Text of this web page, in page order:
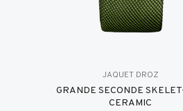
JAQUET DROZ
GRANDE SECONDE
CERAMIC